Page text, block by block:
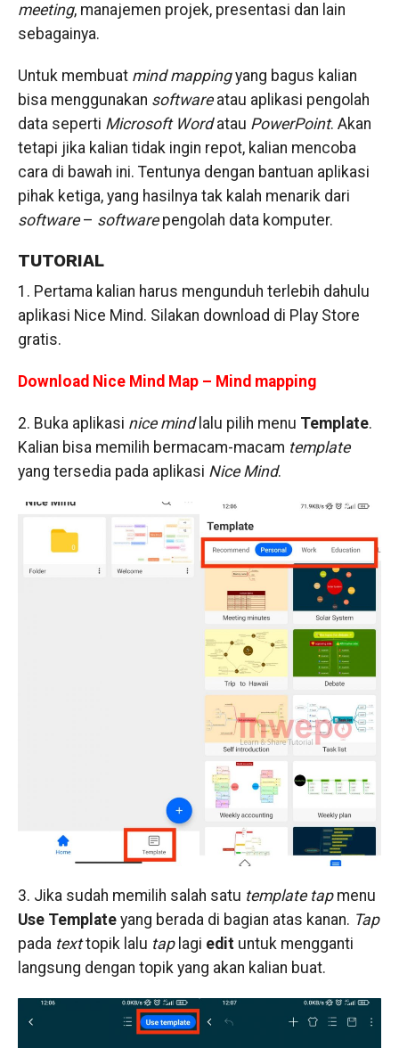
meeting, manajemen projek, presentasi dan lain
sebagainya.
Untuk membuat mind mappingyang bagus kalian
bisa menggunakan softwareatau aplikasi pengolah
data seperti Microsoft Wordatau PowerPoint. Akan
tetapi jika kalian tidak ingin repot, kalian mencoba
cara di bawah ini. Tentunya dengan bantuan aplikasi
pihak ketiga, yang hasilnya tak kalah menarik dari
software– softwarepengolah data komputer.
TUTORIAL
1. Pertama kalian harus mengunduh terlebih dahulu
aplikasi Nice Mind. Silakan download di Play Store
gratis.
Download Nice Mind Map – Mind mapping
2. Buka aplikasi nice mindlalu pilih menu Template.
Kalian bisa memilih bermacam-macam template
yang tersedia pada aplikasi Nice Mind.
3. Jika sudah memilih salah satu template tapmenu
Use Templateyang berada di bagian atas kanan. Tap
pada texttopik lalu taplagi edituntuk mengganti
langsung dengan topik yang akan kalian buat.